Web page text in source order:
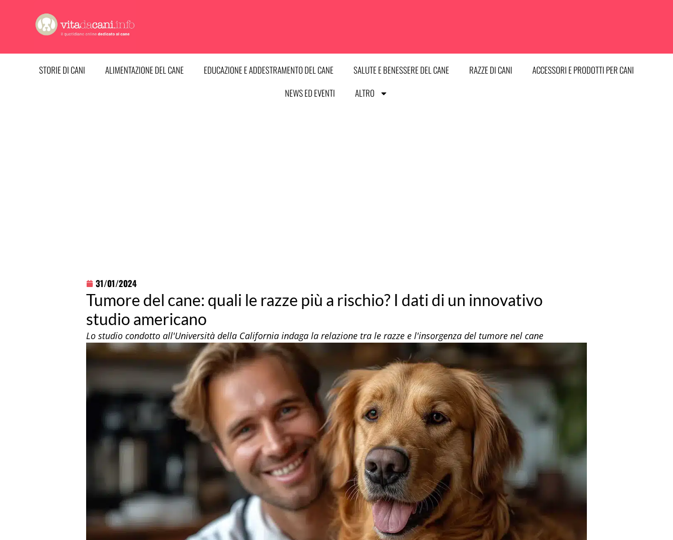
contenuto
STORIE DI CANI ALIMENTAZIONE DEL CANE EDUCAZIONE E ADDESTRAMENTO DEL CANE SALUTE E BENESSERE DEL CANE RAZZE DI CANI
ACCESSORI E PRODOTTI PER CANI
NEWS ED EVENTI
ALTRO
31/01/2024
Tumore del cane: quali le razze più a rischio? I dati di un innovativo
studio americano
Lo studio condotto all'Università della California indaga la relazione tra le razze e l'insorgenza del tumore nel cane